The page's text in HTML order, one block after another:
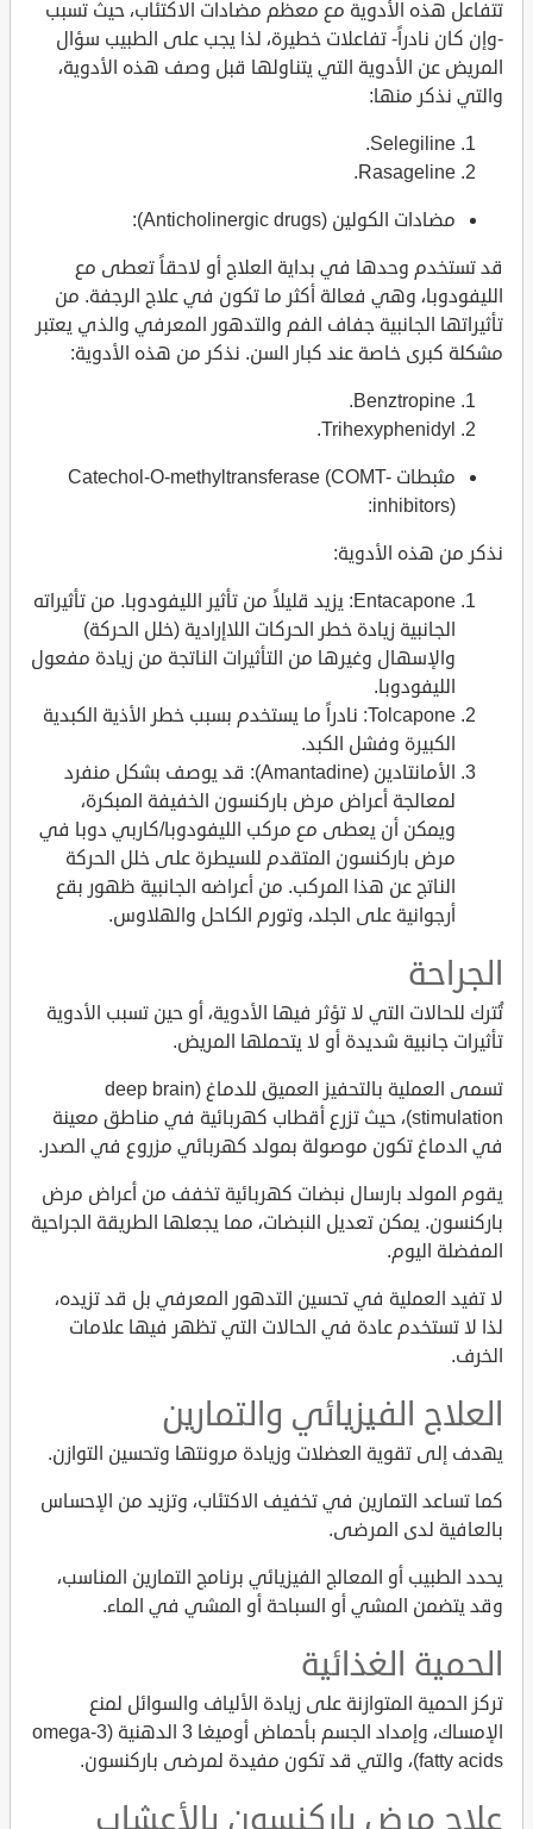
تتفاعل هذه الأدوية مع معظم مضادات الاكتئاب، حيث تسبب
-وإن كان نادراً- تفاعلات خطيرة، لذا يجب على الطبيب سؤال
المريض عن الأدوية التي يتناولها قبل وصف هذه الأدوية،
والتي نذكر منها:
Selegiline.
Rasageline.
مضادات الكولين (Anticholinergic drugs):
قد تستخدم وحدها في بداية العلاج أو لاحقاً تعطى مع
الليفودوبا، وهي فعالة أكثر ما تكون في علاج الرجفة. من
تأثيراتها الجانبية جفاف الفم والتدهور المعرفي والذي يعتبر
مشكلة كبرى خاصة عند كبار السن. نذكر من هذه الأدوية:
Benztropine.
Trihexyphenidyl.
مثبطات Catechol-O-methyltransferase (COMT-
inhibitors):
نذكر من هذه الأدوية:
Entacapone: يزيد قليلاً من تأثير الليفودوبا. من تأثيراته
الجانبية زيادة خطر الحركات اللاإرادية (خلل الحركة)
والإسهال وغيرها من التأثيرات الناتجة من زيادة مفعول
الليفودوبا.
Tolcapone: نادراً ما يستخدم بسبب خطر الأذية الكبدية
الكبيرة وفشل الكبد.
الأمانتادين (Amantadine): قد يوصف بشكل منفرد
لمعالجة أعراض مرض باركنسون الخفيفة المبكرة،
ويمكن أن يعطى مع مركب الليفودوبا/كاربي دوبا في
مرض باركنسون المتقدم للسيطرة على خلل الحركة
الناتج عن هذا المركب. من أعراضه الجانبية ظهور بقع
أرجوانية على الجلد، وتورم الكاحل والهلاوس.
الجراحة
تُترك للحالات التي لا تؤثر فيها الأدوية، أو حين تسبب الأدوية
تأثيرات جانبية شديدة أو لا يتحملها المريض.
تسمى العملية بالتحفيز العميق للدماغ (deep brain
stimulation)، حيث تزرع أقطاب كهربائية في مناطق معينة
في الدماغ تكون موصولة بمولد كهربائي مزروع في الصدر.
يقوم المولد بارسال نبضات كهربائية تخفف من أعراض مرض
باركنسون. يمكن تعديل النبضات، مما يجعلها الطريقة الجراحية
المفضلة اليوم.
لا تفيد العملية في تحسين التدهور المعرفي بل قد تزيده،
لذا لا تستخدم عادة في الحالات التي تظهر فيها علامات
الخرف.
العلاج الفيزيائي والتمارين
يهدف إلى تقوية العضلات وزيادة مرونتها وتحسين التوازن.
كما تساعد التمارين في تخفيف الاكتئاب، وتزيد من الإحساس
بالعافية لدى المرضى.
يحدد الطبيب أو المعالج الفيزيائي برنامج التمارين المناسب،
وقد يتضمن المشي أو السباحة أو المشي في الماء.
الحمية الغذائية
تركز الحمية المتوازنة على زيادة الألياف والسوائل لمنع
الإمساك، وإمداد الجسم بأحماض أوميغا 3 الدهنية (omega-3
fatty acids)، والتي قد تكون مفيدة لمرضى باركنسون.
علاج مرض باركنسون بالأعشاب